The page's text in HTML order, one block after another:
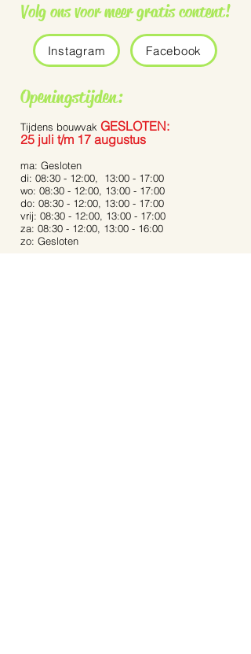
Grauwe vliegenvanger
Volg ons voor meer gratis content!
Instagram Facebook
Openingstijden:
Tijdens bouwvak GESLOTEN:
25 juli t/m 17 augustus
ma: Gesloten
di: 08:30 - 12:00, 13:00 - 17:00
wo: 08:30 - 12:00, 13:00 - 17:00
do: 08:30 - 12:00, 13:00 - 17:00
vrij: 08:30 - 12:00, 13:00 - 17:00
za: 08:30 - 12:00, 13:00 - 16:00
zo: Gesloten